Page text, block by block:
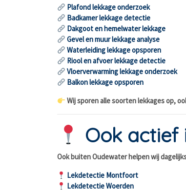
Plafond lekkage onderzoek
Badkamer lekkage detectie
Dakgoot en hemelwater lekkage
Gevel en muur lekkage analyse
Waterleiding lekkage opsporen
Riool en afvoer lekkage detectie
Vloerverwarming lekkage onderzoek
Balkon lekkage opsporen
Wij sporen alle soorten lekkages op,
Ook actief
Ook buiten Oudewater helpen wij
Lekdetectie Montfoort
Lekdetectie Woerden